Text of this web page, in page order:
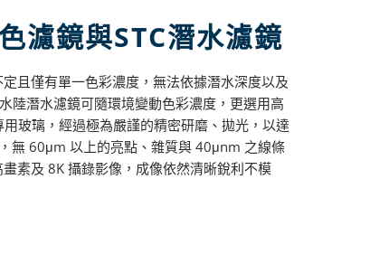
濾鏡與STC潛水濾鏡
且僅有單一色彩濃度，無法依據潛水深度以及
陸潛水濾鏡可隨環境變動色彩濃度，更選用高
玻璃，經過極為嚴謹的精密研磨、拋光，以達
無 60μm 以上的亮點、雜質與 40μnm 之線條
素及 8K 攝錄影像，成像依然清晰銳利不模